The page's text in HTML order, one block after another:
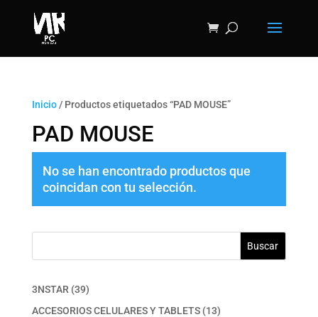
Inicio/ Productos etiquetados “PAD MOUSE”
PAD MOUSE
No se han encontrado productos que
coincidan con tu selección.
Buscar
3NSTAR 3939
productos
ACCESORIOS CELULARES Y TABLETS 1313